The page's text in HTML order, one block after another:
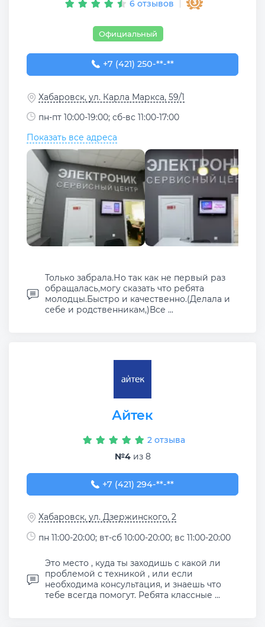
6 отзывов
Официальный
+7 (421) 250-00-66
+7 (421) 250-**-**
Хабаровск, ул. Карла Маркса, 59/1
пн-пт 10:00-19:00; сб-вс 11:00-17:00
Показать все адреса
Только забрала.Но так как не первый раз
обращалась,могу сказать что ребята
молодцы.Быстро и качественно.(Делала и
себе и родственникам,)Все ...
Айтек
2 отзыва
№4из 8
+7 (421) 294-30-00
+7 (421) 294-**-**
Хабаровск, ул. Дзержинского, 2
пн 11:00-20:00; вт-сб 10:00-20:00; вс 11:00-20:00
Это место , куда ты заходишь с какой ли
проблемой с техникой , или если
необходима консультация, и знаешь что
тебе всегда помогут. Ребята классные ...